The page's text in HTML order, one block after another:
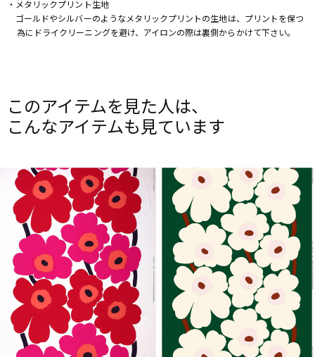
・メタリックプリント生地
ゴールドやシルバーのようなメタリックプリントの生地は、プリントを保つ
為にドライクリーニングを避け、アイロンの際は裏側からかけて下さい。
このアイテムを見た人は、
こんなアイテムも見ています